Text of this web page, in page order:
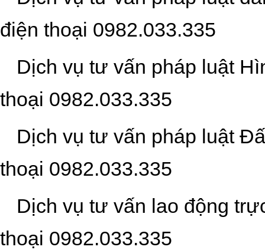
điện thoại 0982.033.335
Dịch vụ tư vấn pháp luật
thoại 0982.033.335
Dịch vụ tư vấn pháp luật
thoại 0982.033.335
Dịch vụ tư vấn lao động
thoại 0982.033.335